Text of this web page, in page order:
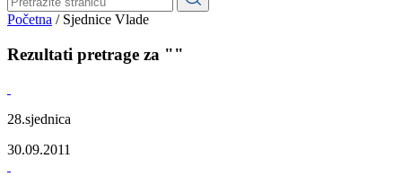
Kontakt
Sjednice Vlade